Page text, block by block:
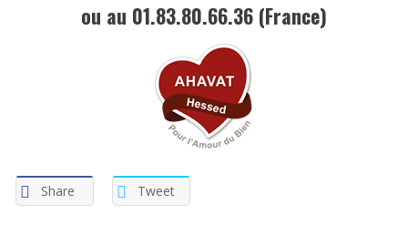
ou au 01.83.80.66.36 (France)
Share Tweet